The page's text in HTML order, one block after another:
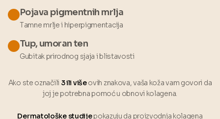
Pojava pigmentnih mrlja
Tamne mrlje i hiperpigmentacija
Tup, umoran ten
Gubitak prirodnog sjaja i blistavosti
Ako ste označili 3 ili višeovih znakova, vaša koža vam govori da
joj je potrebna pomoć u obnovi kolagena.
Dermatološke studijepokazuju da proizvodnja kolagena